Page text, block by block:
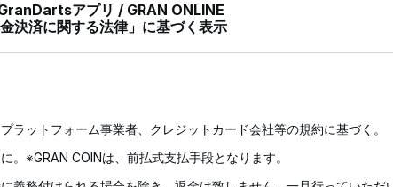
アプリ / GRAN ONLINE
決済に関する法律」に基づく表示
ラットフォーム事業者、クレジットカード会社等の規約に基づく。
。※GRAN COINは、前払式支払手段となります。